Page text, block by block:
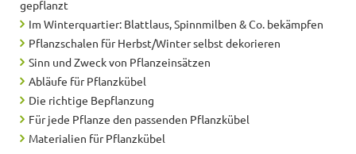
gepflanzt
Im Winterquartier: Blattlaus, Spinnmilben & Co. bekämpfen
Pflanzschalen für Herbst/Winter selbst dekorieren
Sinn und Zweck von Pflanzeinsätzen
Abläufe für Pflanzkübel
Die richtige Bepflanzung
Für jede Pflanze den passenden Pflanzkübel
Materialien für Pflanzkübel